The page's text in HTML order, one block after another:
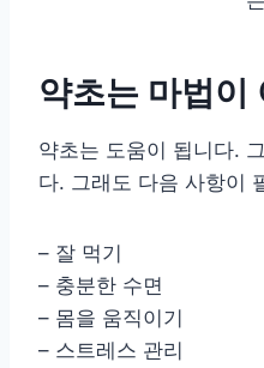
약초는 마법이
약초는 도움이 됩니다.
다. 그래도 다음 사항이
– 잘 먹기
– 충분한 수면
– 몸을 움직이기
– 스트레스 관리